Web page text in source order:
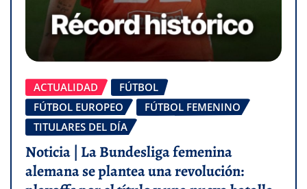
ACTUALIDAD
FÚTBOL
FÚTBOL EUROPEO
FÚTBOL FEMENINO
TITULARES DEL DÍA
Noticia | La Bundesliga femenina
alemana se plantea una revolución: